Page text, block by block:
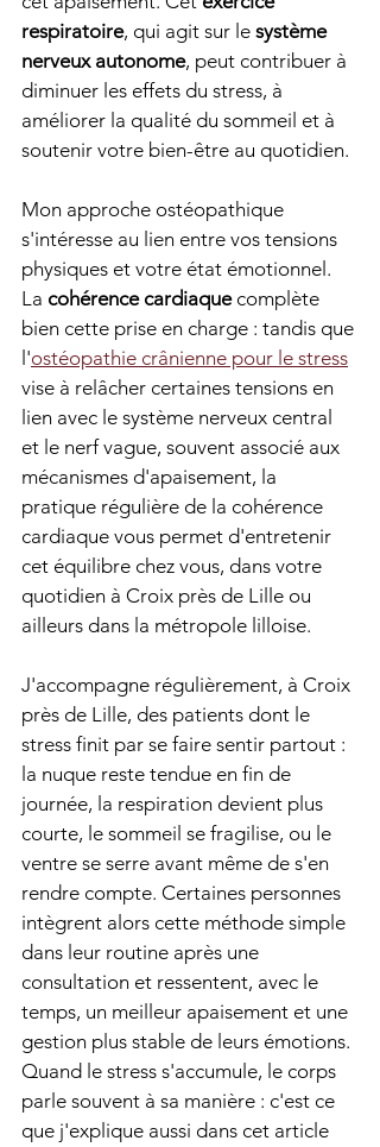
respiratoire, qui agit sur le système
nerveux autonome, peut contribuer à
diminuer les effets du stress, à
améliorer la qualité du sommeil et à
soutenir votre bien-être au quotidien.
Mon approche ostéopathique
s'intéresse au lien entre vos tensions
physiques et votre état émotionnel.
La cohérence cardiaque complète
bien cette prise en charge : tandis que
l'ostéopathie crânienne pour le stress
vise à relâcher certaines tensions en
lien avec le système nerveux central
et le nerf vague, souvent associé aux
mécanismes d'apaisement, la
pratique régulière de la cohérence
cardiaque vous permet d'entretenir
cet équilibre chez vous, dans votre
quotidien à Croix près de Lille ou
ailleurs dans la métropole lilloise.
J'accompagne régulièrement, à Croix
près de Lille, des patients dont le
stress finit par se faire sentir partout :
la nuque reste tendue en fin de
journée, la respiration devient plus
courte, le sommeil se fragilise, ou le
ventre se serre avant même de s'en
rendre compte. Certaines personnes
intègrent alors cette méthode simple
dans leur routine après une
consultation et ressentent, avec le
temps, un meilleur apaisement et une
gestion plus stable de leurs émotions.
Quand le stress s'accumule, le corps
parle souvent à sa manière : c'est ce
que j'explique aussi dans cet article